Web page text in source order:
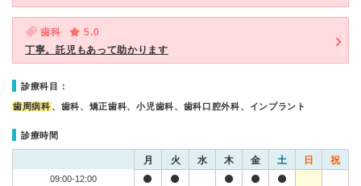
歯科
5.0
丁寧。託児もあって助かります
診療科目：
歯周病科 、歯科、矯正歯科、小児歯科、歯科口腔外科、インプラント
診療時間
月 火 水 木 金 土 日 祝
09:00-12:00